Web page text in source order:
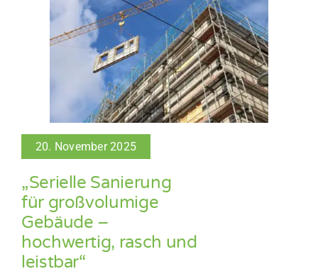
20. November 2025
„Serielle Sanierung
für großvolumige
Gebäude –
hochwertig, rasch und
leistbar“